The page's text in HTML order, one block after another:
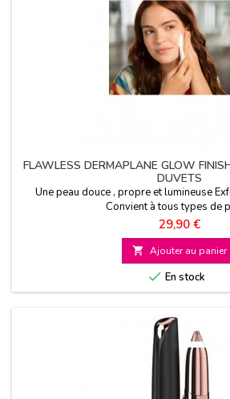
FLAWLESS DERMAPLANE GLOW
DUVETS
Une peau douce , propre et lumineuse
Convient à tous types de
Prix
29,90 €
 Ajouter au panier
 En stock